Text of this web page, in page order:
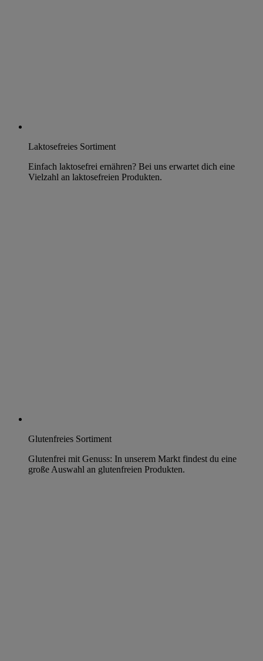
Laktosefreies Sortiment
Einfach laktosefrei ernähren? Bei uns erwartet dich eine
Vielzahl an laktosefreien Produkten.
Glutenfreies Sortiment
Glutenfrei mit Genuss: In unserem Markt findest du eine
große Auswahl an glutenfreien Produkten.